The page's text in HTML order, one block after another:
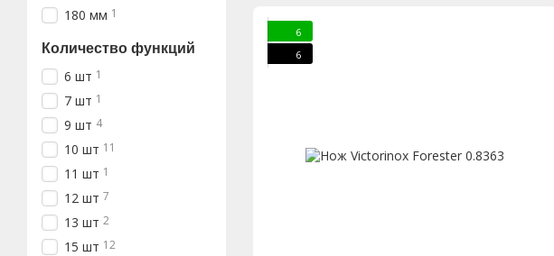
6
6
180 мм 1
Количество функций
6 шт 1
7 шт 1
9 шт 4
10 шт 11
11 шт 1
12 шт 7
13 шт 2
15 шт 12